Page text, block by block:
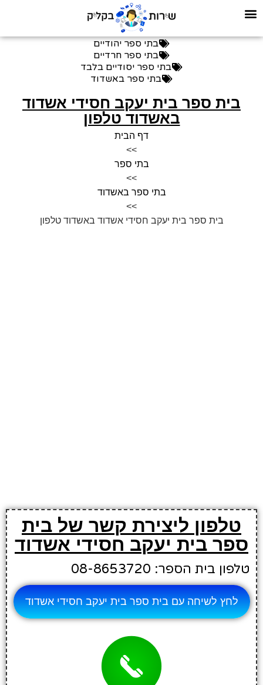
בתי ספר יהודיים
בתי ספר חרדיים
בתי ספר יסודיים בלבד
בתי ספר באשדוד
בית ספר בית יעקב חסידי אשדוד
באשדוד טלפון
דף הבית
>>
בתי ספר
>>
בתי ספר באשדוד
>>
בית ספר בית יעקב חסידי אשדוד באשדוד טלפון
טלפון ליצירת קשר של בית
ספר בית יעקב חסידי אשדוד
טלפון בית הספר: 08-8653720
לחץ לשיחה עם בית ספר בית יעקב חסידי אשדוד